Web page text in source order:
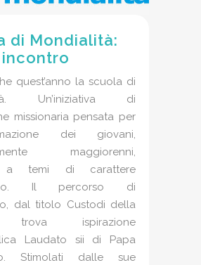
di Mondialità:
incontro
quest’anno la scuola di
Un’iniziativa di
missionaria pensata per
dei giovani,
maggiorenni,
a temi di carattere
Il percorso di
dal titolo Custodi della
trova ispirazione
Laudato sii di Papa
Stimolati dalle sue